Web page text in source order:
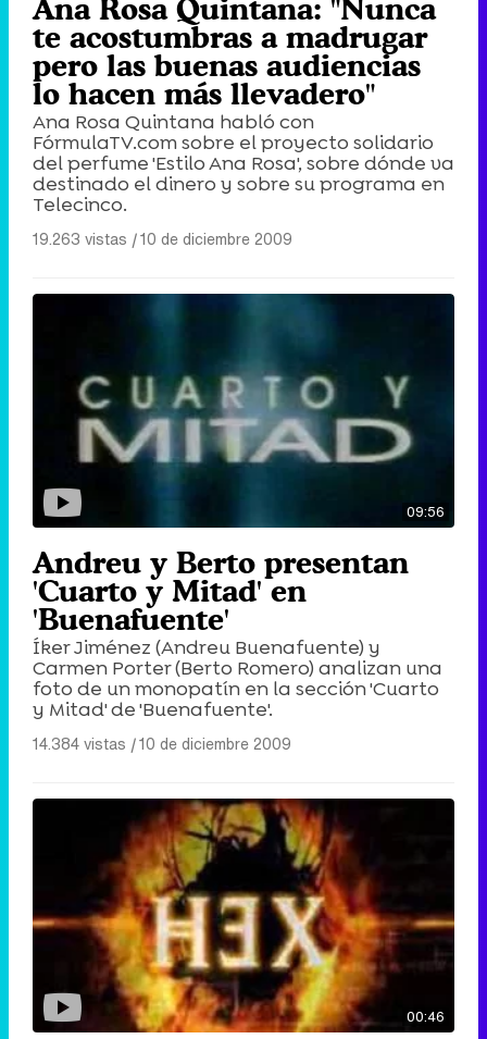
Ana Rosa Quintana: "Nunca
te acostumbras a madrugar
pero las buenas audiencias
lo hacen más llevadero"
Ana Rosa Quintana habló con
FórmulaTV.com sobre el proyecto solidario
del perfume 'Estilo Ana Rosa', sobre dónde va
destinado el dinero y sobre su programa en
Telecinco.
19.263 vistas |10 de diciembre 2009
09:56
Andreu y Berto presentan
'Cuarto y Mitad' en
'Buenafuente'
Íker Jiménez (Andreu Buenafuente) y
Carmen Porter (Berto Romero) analizan una
foto de un monopatín en la sección 'Cuarto
y Mitad' de 'Buenafuente'.
14.384 vistas |10 de diciembre 2009
00:46